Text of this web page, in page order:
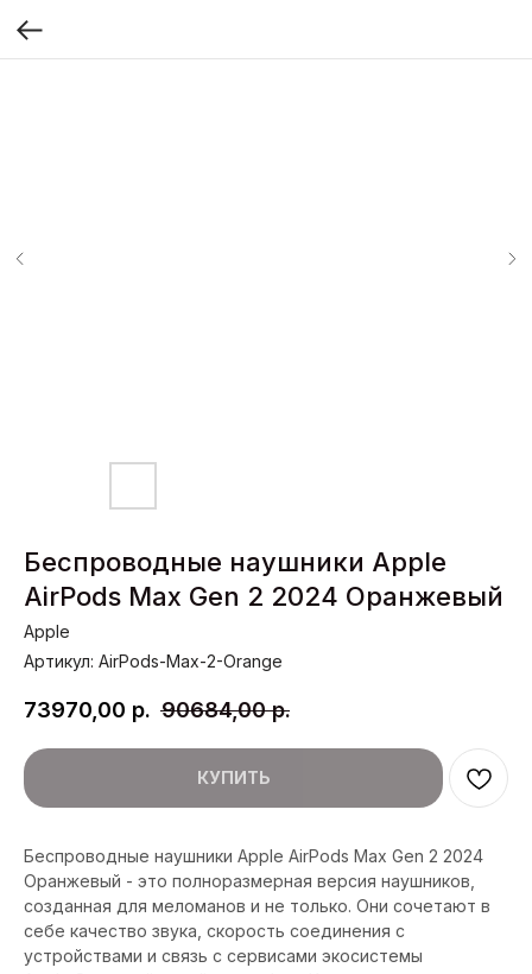
Беспроводные наушники Apple
AirPods Max Gen 2 2024 Оранжевый
Apple
Артикул: AirPods-Max-2-Orange
73970,00 р. 90684,00 р.
КУПИТЬ
Беспроводные наушники Apple AirPods Max Gen 2 2024
Оранжевый - это полноразмерная версия наушников,
созданная для меломанов и не только. Они сочетают в
себе качество звука, скорость соединения с
устройствами и связь с сервисами экосистемы